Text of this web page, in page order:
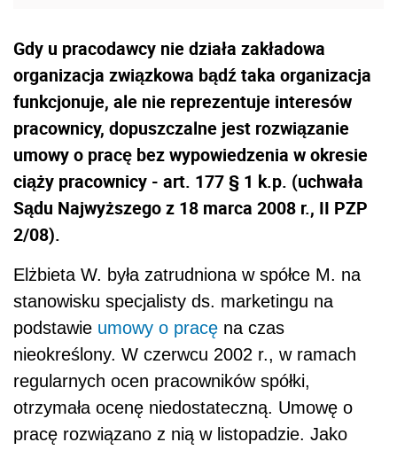
Gdy u pracodawcy nie działa zakładowa
organizacja związkowa bądź taka organizacja
funkcjonuje, ale nie reprezentuje interesów
pracownicy, dopuszczalne jest rozwiązanie
umowy o pracę bez wypowiedzenia w okresie
ciąży pracownicy - art. 177 § 1 k.p. (uchwała
Sądu Najwyższego z 18 marca 2008 r., II PZP
2/08).
Elżbieta W. była zatrudniona w spółce M. na
stanowisku specjalisty ds. marketingu na
podstawie umowy o pracę na czas
nieokreślony. W czerwcu 2002 r., w ramach
regularnych ocen pracowników spółki,
otrzymała ocenę niedostateczną. Umowę o
pracę rozwiązano z nią w listopadzie. Jako